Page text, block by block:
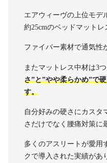
エアウィーヴの上位モデ
約25cmのベッドマットレ
ファイバー素材で通気性
またマットレス中材は3
さ”と”やや柔らかめ”で
す。
自分好みの硬さにカスタ
さだけでなく腰痛対策に
多くのアスリートが愛用
クで導入された実績があ